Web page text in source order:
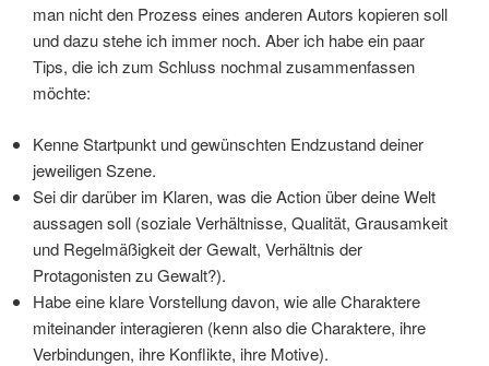
man nicht den Prozess eines anderen Autors kopieren soll
und dazu stehe ich immer noch. Aber ich habe ein paar
Tips, die ich zum Schluss nochmal zusammenfassen
möchte:
Kenne Startpunkt und gewünschten Endzustand deiner
jeweiligen Szene.
Sei dir darüber im Klaren, was die Action über deine Welt
aussagen soll (soziale Verhältnisse, Qualität, Grausamkeit
und Regelmäßigkeit der Gewalt, Verhältnis der
Protagonisten zu Gewalt?).
Habe eine klare Vorstellung davon, wie alle Charaktere
miteinander interagieren (kenn also die Charaktere, ihre
Verbindungen, ihre Konflikte, ihre Motive).